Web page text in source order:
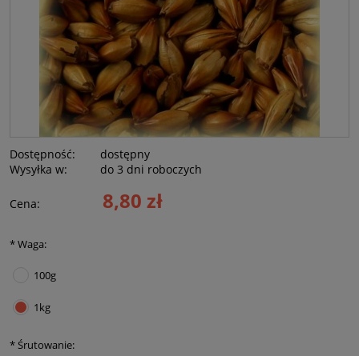
Dostępność:
dostępny
Wysyłka w:
do 3 dni roboczych
Cena: 8,80 zł
*Waga:
100g
1kg
*Śrutowanie: